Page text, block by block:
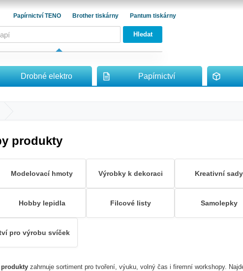
Papírnictví TENO Brother tiskárny Pantum tiskárny
Drobné elektro Papírnictví
Hledat
produkty
Modelovací hmoty Výrobky k dekoraci Kreativní sady
Hobby lepidla Filcové listy Samolepky
pro výrobu svíček
zahrnuje sortiment pro tvoření, výuku, volný čas i firemní workshopy.